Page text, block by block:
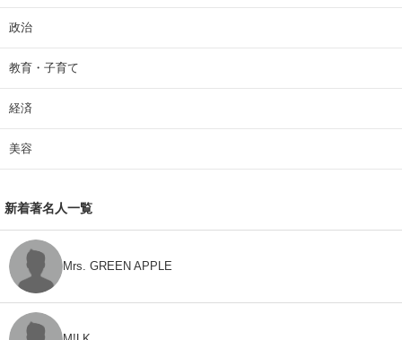
政治
教育・子育て
経済
美容
新着著名人一覧
Mrs. GREEN APPLE